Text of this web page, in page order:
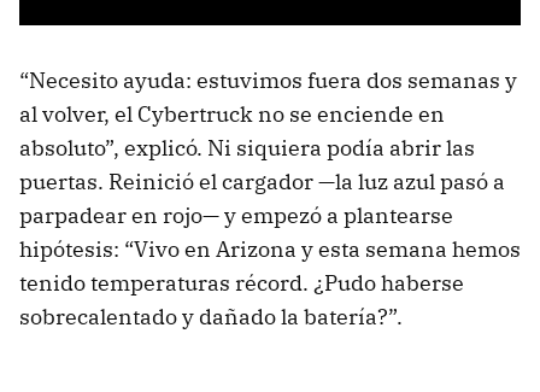
“Necesito ayuda: estuvimos fuera dos semanas y
al volver, el Cybertruck no se enciende en
absoluto”, explicó. Ni siquiera podía abrir las
puertas. Reinició el cargador —la luz azul pasó a
parpadear en rojo— y empezó a plantearse
hipótesis: “Vivo en Arizona y esta semana hemos
tenido temperaturas récord. ¿Pudo haberse
sobrecalentado y dañado la batería?”.